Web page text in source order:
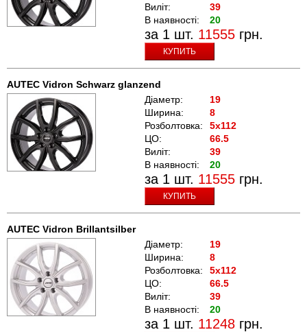
Виліт:
39
В наявності:
20
за 1 шт. 11555 грн.
КУПИТЬ
AUTEC Vidron Schwarz glanzend
Діаметр:
19
Ширина:
8
Розболтовка:
5x112
ЦО:
66.5
Виліт:
39
В наявності:
20
за 1 шт. 11555 грн.
КУПИТЬ
AUTEC Vidron Brillantsilber
Діаметр:
19
Ширина:
8
Розболтовка:
5x112
ЦО:
66.5
Виліт:
39
В наявності:
20
за 1 шт. 11248 грн.